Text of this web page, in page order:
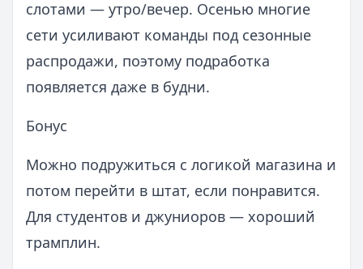
слотами — утро/вечер. Осенью многие
сети усиливают команды под сезонные
распродажи, поэтому подработка
появляется даже в будни.
Бонус
Можно подружиться с логикой магазина и
потом перейти в штат, если понравится.
Для студентов и джуниоров — хороший
трамплин.